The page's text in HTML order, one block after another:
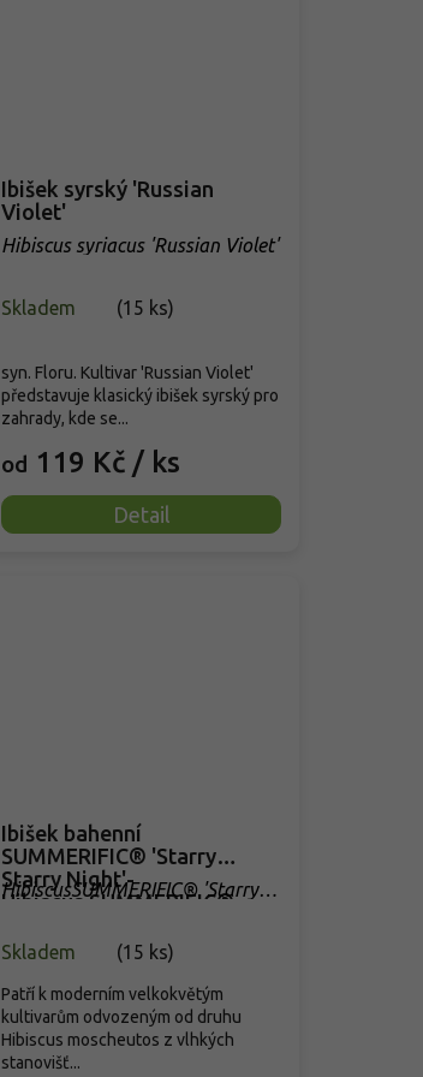
Ibišek syrský 'Russian
Violet'
Hibiscus syriacus 'Russian Violet'
Skladem (15 ks)
od 119 Kč / ks
Detail
syn. Floru. Kultivar 'Russian Violet'
představuje klasický ibišek syrský pro
zahrady, kde se...
Ibišek bahenní
SUMMERIFIC® 'Starry
Starry Night'-
Hibiscus SUMMERIFIC®
HibiscusSUMMERIFIC® 'Starry
Skladem
(15 ks)
Patří k moderním velkokvětým
kultivarům odvozeným od druhu
Hibiscus moscheutos z vlhkých
stanovišť...